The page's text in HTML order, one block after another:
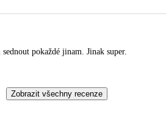
pokaždé jinam. Jinak super.
Zobrazit všechny recenze